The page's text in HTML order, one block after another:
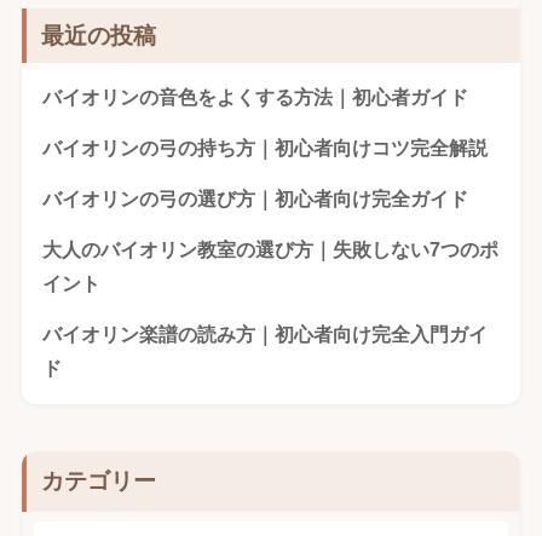
最近の投稿
バイオリンの音色をよくする方法｜初心者ガイド
バイオリンの弓の持ち方｜初心者向けコツ完全解説
バイオリンの弓の選び方｜初心者向け完全ガイド
大人のバイオリン教室の選び方｜失敗しない7つのポ
イント
バイオリン楽譜の読み方｜初心者向け完全入門ガイ
ド
カテゴリー